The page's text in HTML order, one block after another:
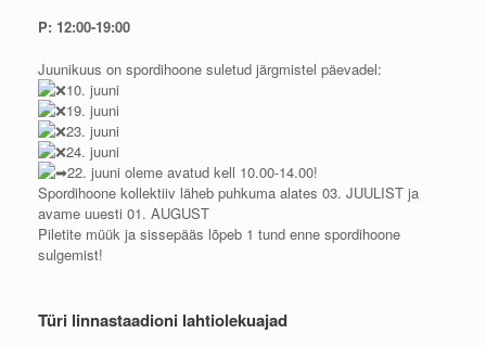
P: 12:00-19:00
Juunikuus on spordihoone suletud järgmistel päevadel:
10. juuni
19. juuni
23. juuni
24. juuni
22. juuni oleme avatud kell 10.00-14.00!
Spordihoone kollektiiv läheb puhkuma alates 03. JUULIST ja
avame uuesti 01. AUGUST
Piletite müük ja sissepääs lõpeb 1 tund enne spordihoone
sulgemist!
Türi linnastaadioni lahtiolekuajad